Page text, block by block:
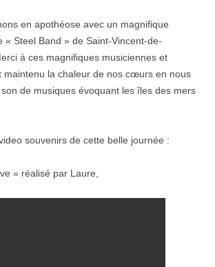
en apothéose avec un magnifique
« Steel Band » de Saint-Vincent-de-
à ces magnifiques musiciennes et
maintenu la chaleur de nos cœurs en nous
de musiques évoquant les îles des mers
souvenirs de cette belle journée :
» réalisé par Laure,